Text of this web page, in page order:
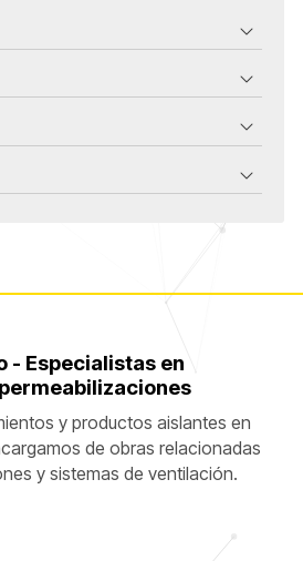
- Especialistas en
y productos aislantes en
de obras relacionadas
y sistemas de ventilación.